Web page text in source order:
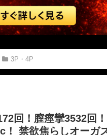
年24万円負担増 30代住宅ロー
3P・4P
回！膣痙攣3532回
！ 禁欲焦らしオーガ